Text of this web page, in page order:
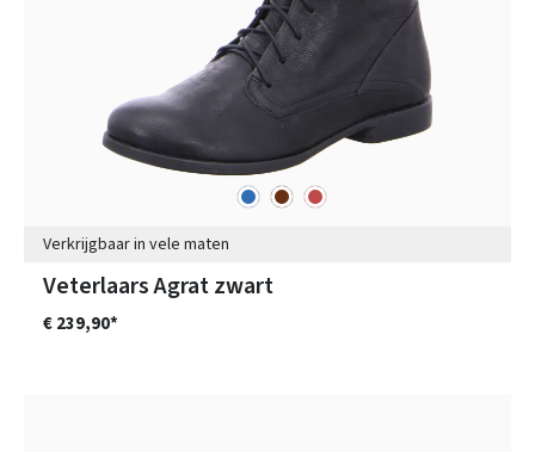
blauwbruinrood
Verkrijgbaar in vele maten
Veterlaars Agrat zwart
€ 239,90*